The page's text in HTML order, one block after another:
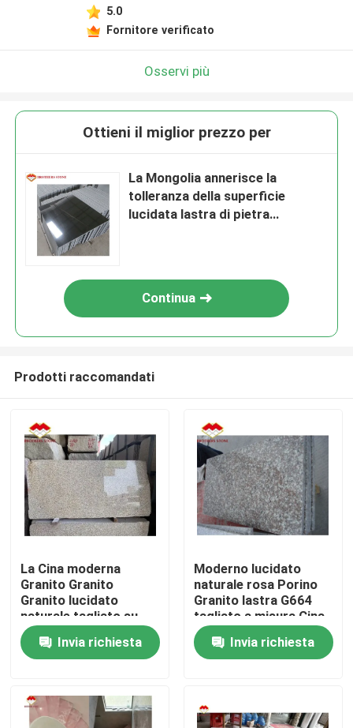
Casa.
Su di noi
5.0
Fornitore verificato
Osservi più
Ottieni il miglior prezzo per
La Mongolia annerisce la
tolleranza della superficie
lucidata lastra di pietra
Continua
Prodotti raccomandati
La Cina moderna
Granito Granito
Granito lucidato
naturale tagliato su
misura Cina rosa
porno rosa Granito
Invia richiesta
Moderno lucidato
naturale rosa Porino
Granito lastra G664
tagliato a misura Cina
rosa porno Rosa
PrezziInvia richiesta